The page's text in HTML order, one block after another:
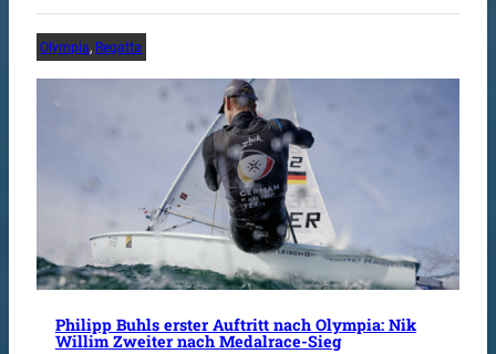
Olympia, Regatta
Philipp Buhls erster Auftritt nach Olympia: Nik
Willim Zweiter nach Medalrace-Sieg